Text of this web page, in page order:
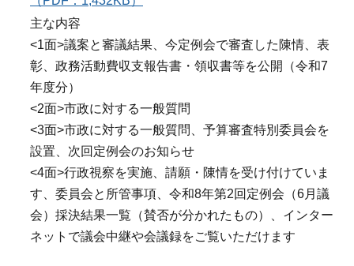
主な内容
<1面>議案と審議結果、今定例会で審査した陳情、表
彰、政務活動費収支報告書・領収書等を公開（令和7
年度分）
<2面>市政に対する一般質問
<3面>市政に対する一般質問、予算審査特別委員会を
設置、次回定例会のお知らせ
<4面>行政視察を実施、請願・陳情を受け付けていま
す、委員会と所管事項、令和8年第2回定例会（6月議
会）採決結果一覧（賛否が分かれたもの）、インター
ネットで議会中継や会議録をご覧いただけます